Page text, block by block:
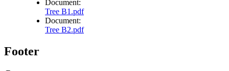
Document:
Tree B1.pdf
Document:
Tree B2.pdf
Footer